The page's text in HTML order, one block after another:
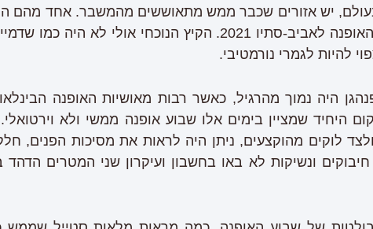
יש אזורים שכבר ממש מתאוששים מהמשבר. אחד מהם
בירת דנמרק, שאירחה את אירועי שבוע האופנה לאביב-סתיו 2021. הקיץ הנוכחי אולי
להיות לגמרי נורמטיבי.
היה נמוך מהרגיל, כאשר רבות מאושיות האופנה
היחיד שמציין בימים אלו שבוע אופנה ממשי ולא
לוקים מהוקצעים, ניתן היה לראות את מסיכות הפנים,
חיבוקים ונשיקות לא באו בחשבון ועיקרון שני המטרים